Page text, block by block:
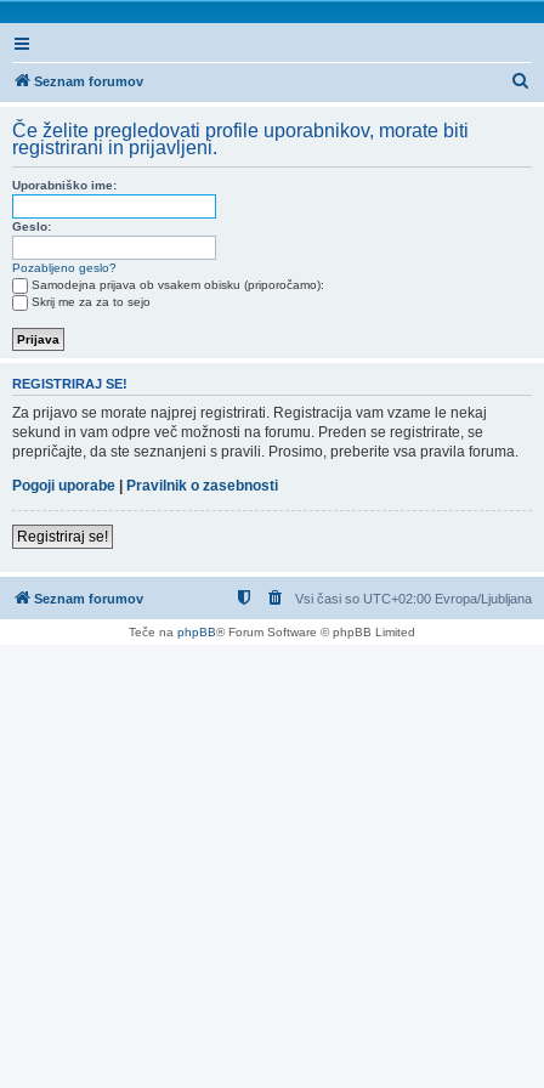
Seznam forumov
a
Če želite pregledovati profile uporabnikov, morate biti
registrirani in prijavljeni.
Uporabniško ime:
Geslo:
Pozabljeno geslo?
Samodejna prijava ob vsakem obisku (priporočamo):
Skrij me za za to sejo
REGISTRIRAJ SE!
Za prijavo se morate najprej registrirati. Registracija vam vzame le nekaj
sekund in vam odpre več možnosti na forumu. Preden se registrirate, se
prepričajte, da ste seznanjeni s pravili. Prosimo, preberite vsa pravila foruma.
Pogoji uporabe | Pravilnik o zasebnosti
Registriraj se!
Seznam forumov Vsi časi so UTC+02:00 Evropa/Ljubljana
Teče na phpBB® Forum Software © phpBB Limited